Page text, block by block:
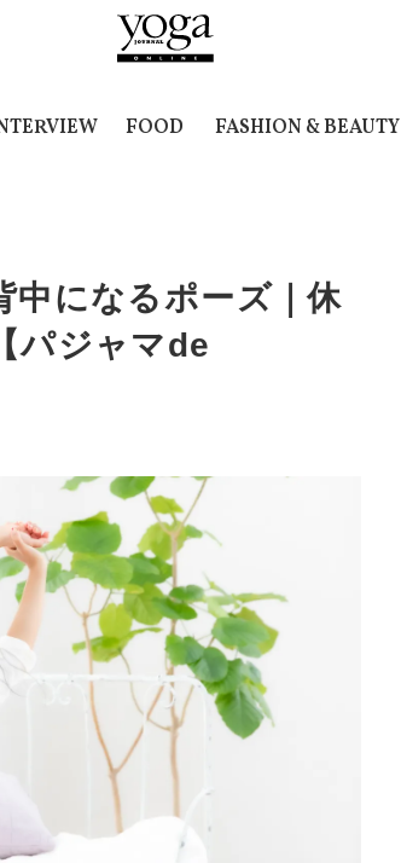
FOOD FASHION & BEAUTY
中になるポーズ｜休
パジャマde